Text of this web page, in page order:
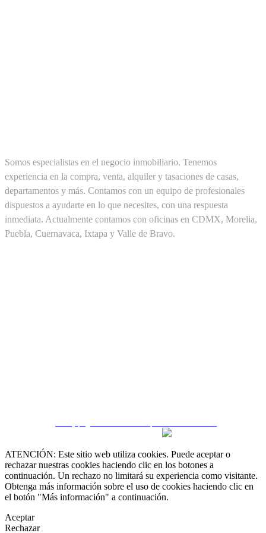
Somos especialistas en el negocio inmobiliario. Tenemos
experiencia en la compra, venta, alquiler y tasaciones de casas,
departamentos y más. Contamos con un equipo de profesionales
dispuestos a ayudarte en lo que necesites, con una respuesta
inmediata. Actualmente contamos con oficinas en CDMX, Morelia,
Puebla, Cuernavaca, Ixtapa y Valle de Bravo.
ATENCIÓN: Este sitio web utiliza cookies. Puede aceptar o
rechazar nuestras cookies haciendo clic en los botones a
continuación. Un rechazo no limitará su experiencia como visitante.
Obtenga más información sobre el uso de cookies haciendo clic en
el botón "Más información" a continuación.
Aceptar
Rechazar